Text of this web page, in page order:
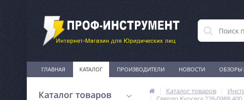
ГЛАВНАЯ КАТАЛОГ ПРОИЗВОДИТЕЛИ НОВОСТИ ОБЗОРЫ
Каталог товаров Каталог товаров